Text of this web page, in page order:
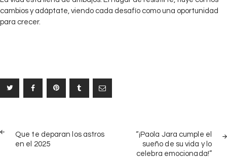
cambios y adáptate, viendo cada desafío como una oportunidad
para crecer.
de
entradas
POST
Que te deparan los astros
en el 2025
“¡Paola Jara cumple el
sueño de su vida y lo
celebra emocionada!”